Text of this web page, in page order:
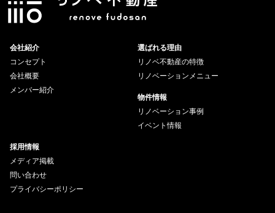
会社紹介
コンセプト
会社概要
メンバー紹介
選ばれる理由
リノベ不動産の特徴
リノベーションメニュー
物件情報
リノベーション事例
イベント情報
採用情報
メディア掲載
問い合わせ
プライバシーポリシー